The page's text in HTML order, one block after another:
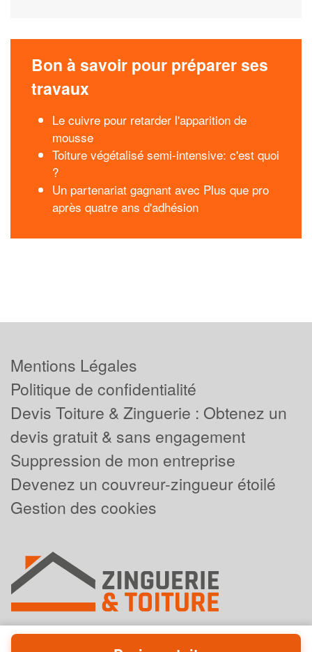
Bon à savoir pour préparer ses
travaux
Le cuivre pour retarder l'apparition de
mousse
Toiture végétalisé semi-intensive: c'est quoi
?
Un partenariat gagnant avec Plus que pro
après quatre ans d'adhésion
Mentions Légales
Politique de confidentialité
Devis Toiture & Zinguerie : Obtenez un
devis gratuit & sans engagement
Suppression de mon entreprise
Devenez un couvreur-zingueur étoilé
Gestion des cookies